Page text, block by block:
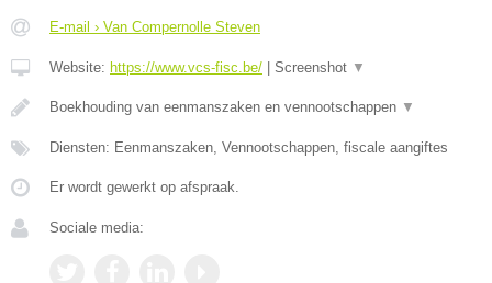
E-mail › Van Compernolle Steven
Website: https://www.vcs-fisc.be/ Screenshot ▼
Boekhouding van eenmanszaken en vennootschappen ▼
Diensten: Eenmanszaken, Vennootschappen, fiscale aangiftes
Er wordt gewerkt op afspraak.
Sociale media: